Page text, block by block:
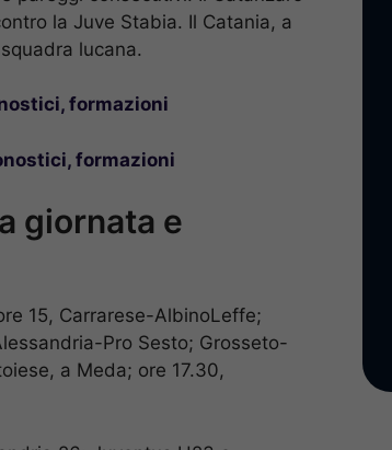
la Juve Stabia. Il Catania, a
lucana.
formazioni
formazioni
giornata e
15, Carrarese-AlbinoLeffe;
Pro Sesto; Grosseto-
a Meda; ore 17.30,